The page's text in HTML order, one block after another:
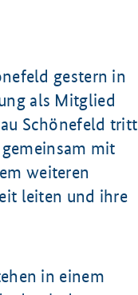
gestern in
als Mitglied
Schönefeld tritt
mit
weiteren
leiten und ihre
in einem